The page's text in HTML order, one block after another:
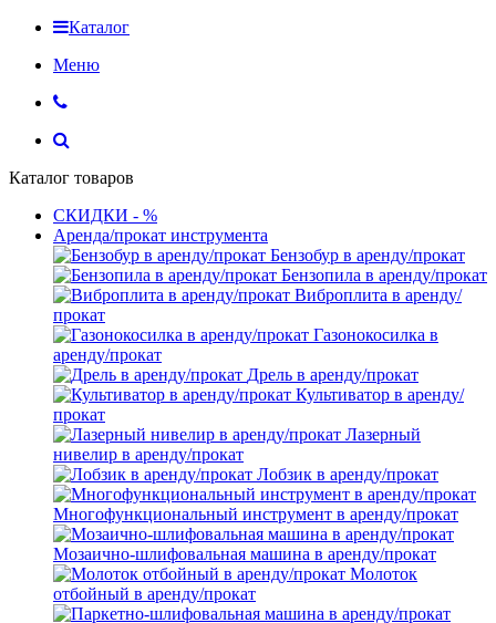
Каталог
Меню
Каталог товаров
СКИДКИ - %
Аренда/прокат инструмента
Бензобур в аренду/прокат
Бензопила в аренду/прокат
Виброплита в аренду/
прокат
Газонокосилка в
аренду/прокат
Дрель в аренду/прокат
Культиватор в аренду/
прокат
Лазерный
нивелир в аренду/прокат
Лобзик в аренду/прокат
Многофункциональный инструмент в аренду/прокат
Мозаично-шлифовальная машина в аренду/прокат
Молоток
отбойный в аренду/прокат